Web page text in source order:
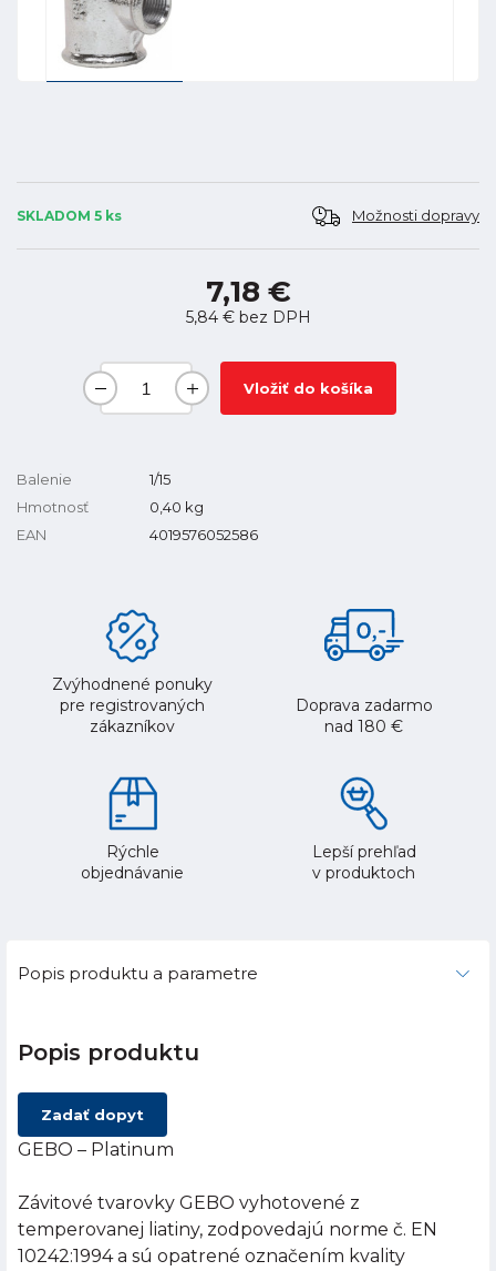
SKLADOM 5 ks Možnosti dopravy
7,18 €
5,84 €bez DPH
Vložiť do košíka
Balenie
1/15
Hmotnosť
0,40 kg
EAN
4019576052586
Zvýhodnené ponuky
pre registrovaných
zákazníkov
Doprava zadarmo
nad 180 €
Rýchle
objednávanie
Lepší prehľad
v produktoch
Popis produktu a parametre
Popis produktu
Zadať dopyt
GEBO – Platinum
Závitové tvarovky GEBO vyhotovené z
temperovanej liatiny, zodpovedajú norme č. EN
10242:1994 a sú opatrené označením kvality